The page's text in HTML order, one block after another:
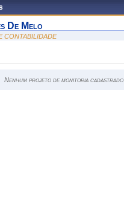
De Melo
CONTABILIDADE
Nenhum projeto de monitoria cadastrado